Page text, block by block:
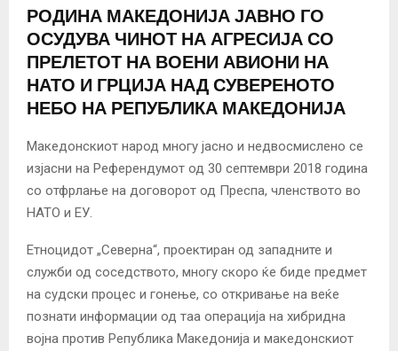
РОДИНА МАКЕДОНИЈА ЈАВНО ГО
ОСУДУВА ЧИНОТ НА АГРЕСИЈА СО
ПРЕЛЕТОТ НА ВОЕНИ АВИОНИ НА
НАТО И ГРЦИЈА НАД СУВЕРЕНОТО
НЕБО НА РЕПУБЛИКА МАКЕДОНИЈА
Македонскиот народ многу јасно и недвосмислено се
изјасни на Референдумот од 30 септември 2018 година
со отфрлање на договорот од Преспа, членството во
НАТО и ЕУ.
Етноцидот „Северна“, проектиран од западните и
служби од соседството, многу скоро ќе биде предмет
на судски процес и гонење, со откривање на веќе
познати информации од таа операција на хибридна
војна против Република Македонија и македонскиот